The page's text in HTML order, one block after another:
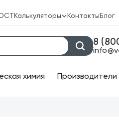
Калькуляторы
Калькулятор веса крепежа
Калькулятор химических
Контакты Блог
8
химия Производители